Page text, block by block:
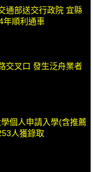
通部送交行政院 宜縣
年順利通車
交叉口 發生泛舟業者
個人申請入學(含推薦
人獲錄取